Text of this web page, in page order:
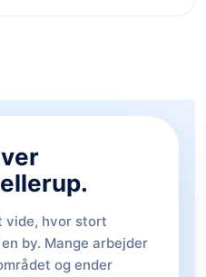
hvor stort
by. Mange arbejder
og ender